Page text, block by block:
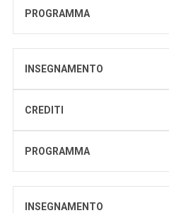
PROGRAMMA
INSEGNAMENTO
CREDITI
PROGRAMMA
INSEGNAMENTO